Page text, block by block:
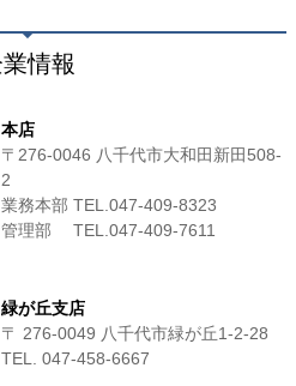
情報
本店
〒276-0046 八千代市大和田新田508-
2
業務本部 TEL.047-409-8323
管理部 TEL.047-409-7611
緑が丘支店
〒 276-0049 八千代市緑が丘1-2-28
TEL. 047-458-6667